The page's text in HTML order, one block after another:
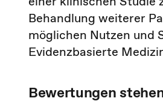
Behandlung weiterer
möglichen Nutzen und
Evidenzbasierte
Bewertungen